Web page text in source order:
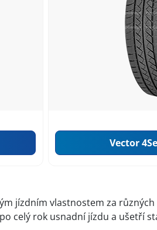
Vector
jízdním vlastnostem za
celý rok usnadní jízdu a ušetří